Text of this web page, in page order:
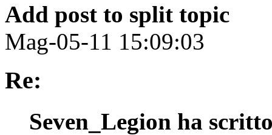
Add post to split topic
Mag-05-11 15:09:03
Re:
Seven_Legion ha